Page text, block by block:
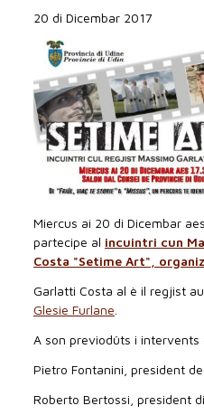
20 di Dicembar 2017
Miercus ai 20 di Dicembar
partecipe al incuintri cun
Costa "Setime Art",
Garlatti Costa al è il regjist
Glesie Furlane
A son previodûts i intervents
Pietro Fontanini, president
Roberto Bertossi, president